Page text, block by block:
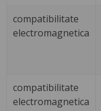
compatibilitate
electromagnetica
compatibilitate
electromagnetica